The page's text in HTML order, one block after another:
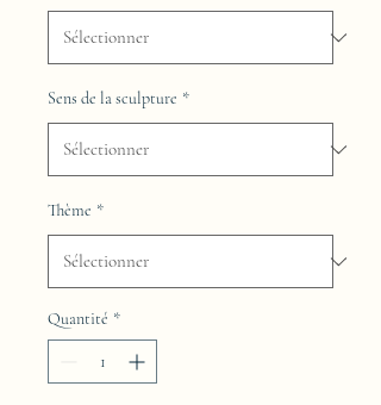
Sens de la sculpture *
Thème *
Quantité *